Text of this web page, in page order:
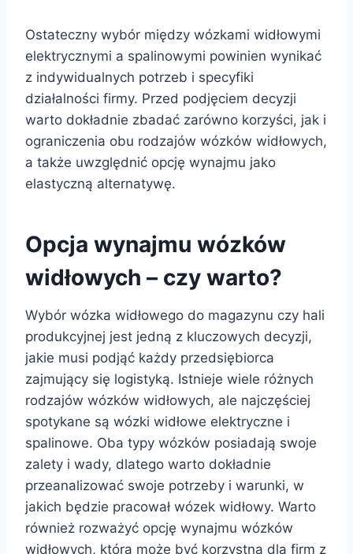
Ostateczny wybór między wózkami widłowymi
elektrycznymi a spalinowymi powinien wynikać
z indywidualnych potrzeb i specyfiki
działalności firmy. Przed podjęciem decyzji
warto dokładnie zbadać zarówno korzyści, jak i
ograniczenia obu rodzajów wózków widłowych,
a także uwzględnić opcję wynajmu jako
elastyczną alternatywę.
Opcja wynajmu wózków
widłowych – czy warto?
Wybór wózka widłowego do magazynu czy hali
produkcyjnej jest jedną z kluczowych decyzji,
jakie musi podjąć każdy przedsiębiorca
zajmujący się logistyką. Istnieje wiele różnych
rodzajów wózków widłowych, ale najczęściej
spotykane są wózki widłowe elektryczne i
spalinowe. Oba typy wózków posiadają swoje
zalety i wady, dlatego warto dokładnie
przeanalizować swoje potrzeby i warunki, w
jakich będzie pracował wózek widłowy. Warto
również rozważyć opcję wynajmu wózków
widłowych, która może być korzystna dla firm z